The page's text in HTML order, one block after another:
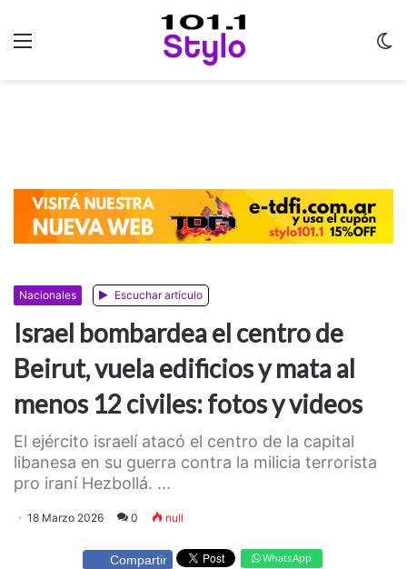
Nacionales Escuchar artículo
Israel bombardea el centro de
Beirut, vuela edificios y mata al
menos 12 civiles: fotos y videos
El ejército israelí atacó el centro de la capital
libanesa en su guerra contra la milicia terrorista
pro iraní Hezbollá. ...
18 Marzo 2026 0 null
Compartir WhatsApp